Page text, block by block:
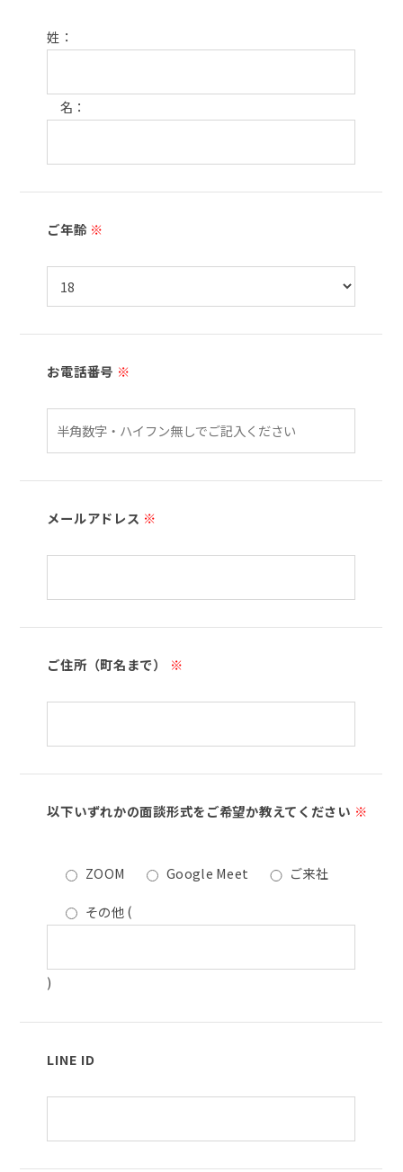
姓：
名：
ご年齢 ※
お電話番号 ※
メールアドレス ※
ご住所（町名まで） ※
以下いずれかの面談形式をご希望か教えてください ※
ZOOM Google Meet ご来社
その他(
)
LINE ID